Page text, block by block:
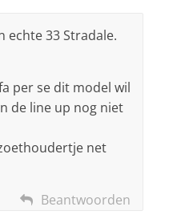
echte 33 Stradale.
per se dit model wil
de line up nog niet
net
Beantwoorden